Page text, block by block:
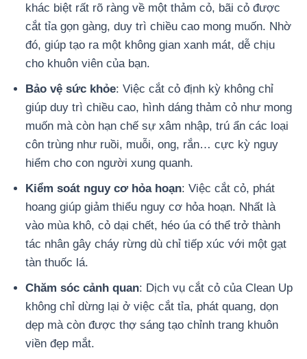
khác biệt rất rõ ràng về một thảm cỏ, bãi cỏ được
cắt tỉa gọn gàng, duy trì chiều cao mong muốn. Nhờ
đó, giúp tạo ra một không gian xanh mát, dễ chịu
cho khuôn viên của bạn.
Bảo vệ sức khỏe: Việc cắt cỏ định kỳ không chỉ
giúp duy trì chiều cao, hình dáng thảm cỏ như mong
muốn mà còn hạn chế sự xâm nhập, trú ẩn các loại
côn trùng như ruồi, muỗi, ong, rắn… cực kỳ nguy
hiểm cho con người xung quanh.
Kiểm soát nguy cơ hỏa hoạn: Việc cắt cỏ, phát
hoang giúp giảm thiểu nguy cơ hỏa hoạn. Nhất là
vào mùa khô, cỏ dại chết, héo úa có thể trở thành
tác nhân gây cháy rừng dù chỉ tiếp xúc với một gạt
tàn thuốc lá.
Chăm sóc cảnh quan: Dịch vụ cắt cỏ của Clean Up
không chỉ dừng lại ở việc cắt tỉa, phát quang, dọn
dẹp mà còn được thợ sáng tạo chỉnh trang khuôn
viền đẹp mắt.